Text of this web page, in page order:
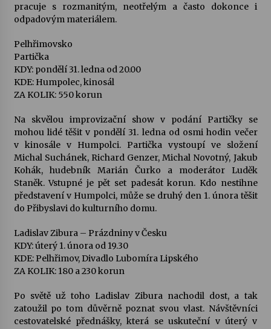
pracuje s rozmanitým, neotřelým a často dokonce i
odpadovým materiálem.
Pelhřimovsko
Partička
KDY: pondělí 31. ledna od 20.00
KDE: Humpolec, kinosál
ZA KOLIK: 550 korun
Na skvělou improvizační show v podání Partičky se
mohou lidé těšit v pondělí 31. ledna od osmi hodin večer
v kinosále v Humpolci. Partička vystoupí ve složení
Michal Suchánek, Richard Genzer, Michal Novotný, Jakub
Kohák, hudebník Marián Čurko a moderátor Luděk
Staněk. Vstupné je pět set padesát korun. Kdo nestihne
představení v Humpolci, může se druhý den 1. února těšit
do Přibyslavi do kulturního domu.
Ladislav Zibura – Prázdniny v Česku
KDY: úterý 1. února od 19.30
KDE: Pelhřimov, Divadlo Lubomíra Lipského
ZA KOLIK: 180 a 230 korun
Po světě už toho Ladislav Zibura nachodil dost, a tak
zatoužil po tom důvěrně poznat svou vlast. Návštěvníci
cestovatelské přednášky, která se uskuteční v úterý v